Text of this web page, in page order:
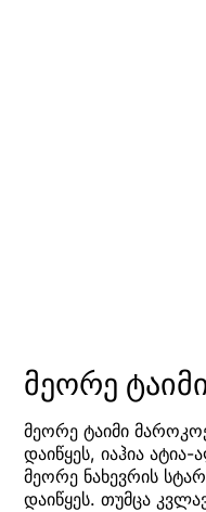
მეორე
მეორე ტაიმი
დაიწყეს, იაჰია
მეორე ნახევრის
დაიწყეს. თუმცა